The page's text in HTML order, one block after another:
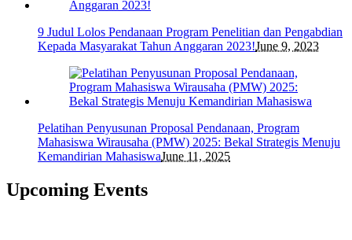
9 Judul Lolos Pendanaan Program Penelitian dan Pengabdian
Kepada Masyarakat Tahun Anggaran 2023!June 9, 2023
Pelatihan Penyusunan Proposal Pendanaan, Program
Mahasiswa Wirausaha (PMW) 2025: Bekal Strategis Menuju
Kemandirian MahasiswaJune 11, 2025
Upcoming Events